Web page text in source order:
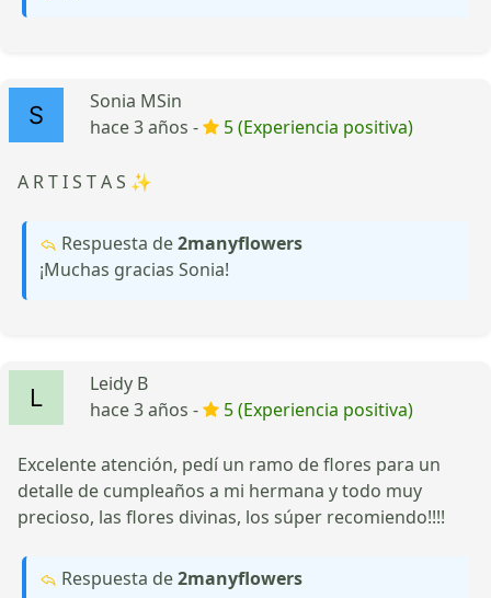
Sonia MSin
hace 3 años -
5 (Experiencia positiva)
A R T I S T A S ✨
Respuesta de2manyflowers
¡Muchas gracias Sonia!
Leidy B
hace 3 años -
5 (Experiencia positiva)
Excelente atención, pedí un ramo de flores para un
detalle de cumpleaños a mi hermana y todo muy
precioso, las flores divinas, los súper recomiendo!!!!
Respuesta de2manyflowers